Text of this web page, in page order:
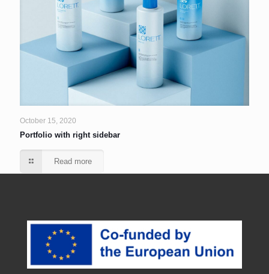
October 15, 2020
Portfolio with right sidebar
Read more